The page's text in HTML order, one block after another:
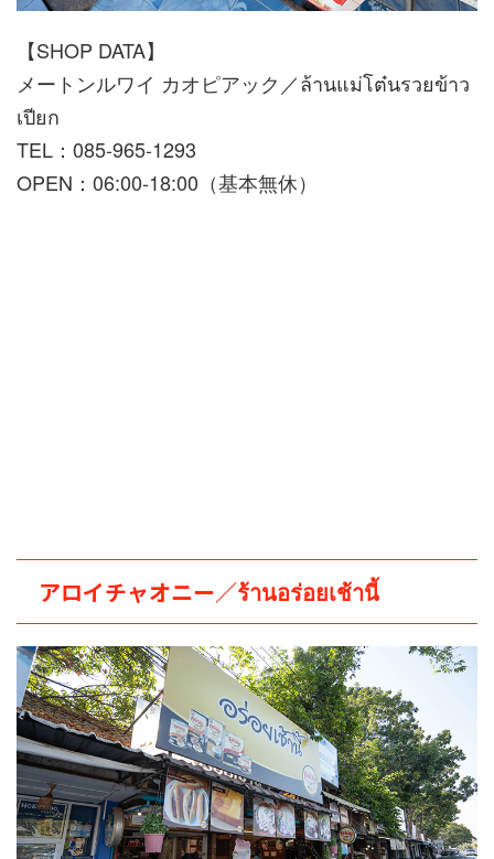
【SHOP DATA】
メートンルワイ カオピアック／ล้านแม่โต๋นรวยข้าว
เปียก
TEL：085-965-1293
OPEN：06:00-18:00（基本無休）
アロイチャオニー／ร้านอร่อยเช้านี้